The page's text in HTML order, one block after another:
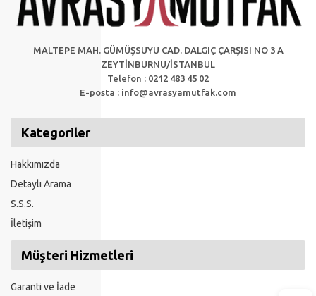
MALTEPE MAH. GÜMÜŞSUYU CAD. DALGIÇ ÇARŞISI NO 3 A
ZEYTİNBURNU/İSTANBUL
Telefon : 0212 483 45 02
E-posta : info@avrasyamutfak.com
Kategoriler
Hakkımızda
Detaylı Arama
S.S.S.
İletişim
Müşteri Hizmetleri
Garanti ve İade